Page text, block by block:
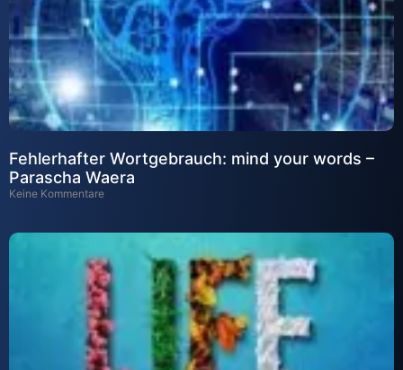
Fehlerhafter Wortgebrauch: mind your words –
Parascha Waera
Keine Kommentare